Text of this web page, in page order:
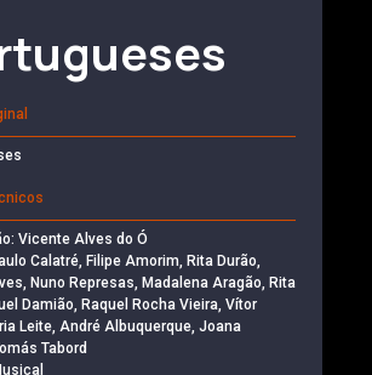
Vicente Alves do Ó
Calatré, Filipe Amorim, Rita Durão,
Nuno Represas, Madalena Aragão, Rita
Damião, Raquel Rocha Vieira, Vítor
Leite, André Albuquerque, Joana
Tabord